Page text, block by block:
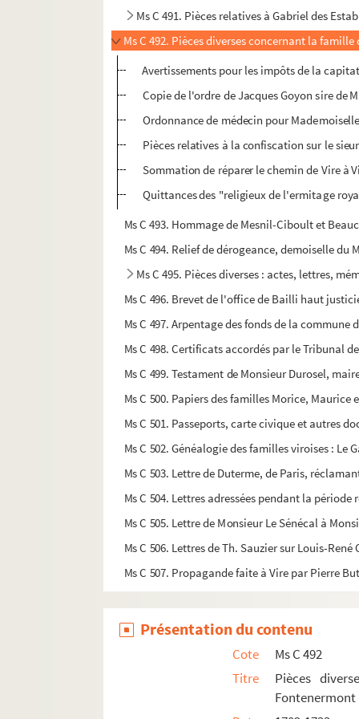
Ms C 491. Pièces relatives à Gabriel des
Ms C 492. Pièces diverses concernant la
Avertissements pour les impôts de la
Copie de l'ordre de Jacques Goyon sire
Ordonnance de médecin pour
Pièces relatives à la confiscation sur le
Sommation de réparer le chemin de Vire à
Quittances des "religieux de l'ermitage
Ms C 493. Hommage de Mesnil-Ciboult et
Ms C 494. Relief de dérogeance, demoiselle
Ms C 495. Pièces diverses : actes, lettres,
Ms C 496. Brevet de l'office de Bailli haut
Ms C 497. Arpentage des fonds de la commune
Ms C 498. Certificats accordés par le Tribunal
Ms C 499. Testament de Monsieur Durosel,
Ms C 500. Papiers des familles Morice,
Ms C 501. Passeports, carte civique et autres
Ms C 502. Généalogie des familles viroises :
Ms C 503. Lettre de Duterme, de Paris,
Ms C 504. Lettres adressées pendant la
Ms C 505. Lettre de Monsieur Le Sénécal à
Ms C 506. Lettres de Th. Sauzier sur Louis-
Ms C 507. Propagande faite à Vire par Pierre
Ms C 509. Autographe du docteur
Ms C 510. Lettres autographes d'Alphonse de
Ms C 511. Lettre autographe de Monsieur
Ms C 512. Lettres autographes et autres
Présentation du contenu
Cote
Ms C 492
Titre
Pièces
Fontenermont